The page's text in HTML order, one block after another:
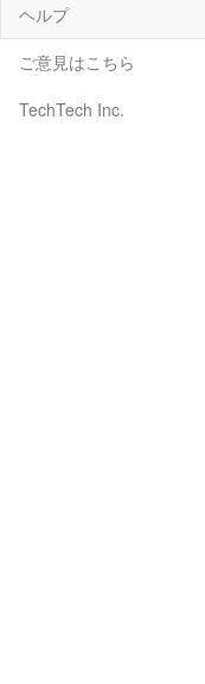
ヘルプ
ご意見はこちら
TechTech Inc.